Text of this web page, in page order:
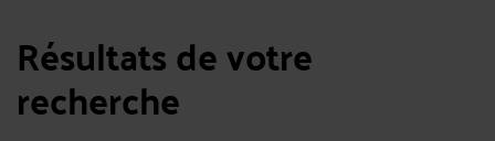
Résultats de votre
recherche